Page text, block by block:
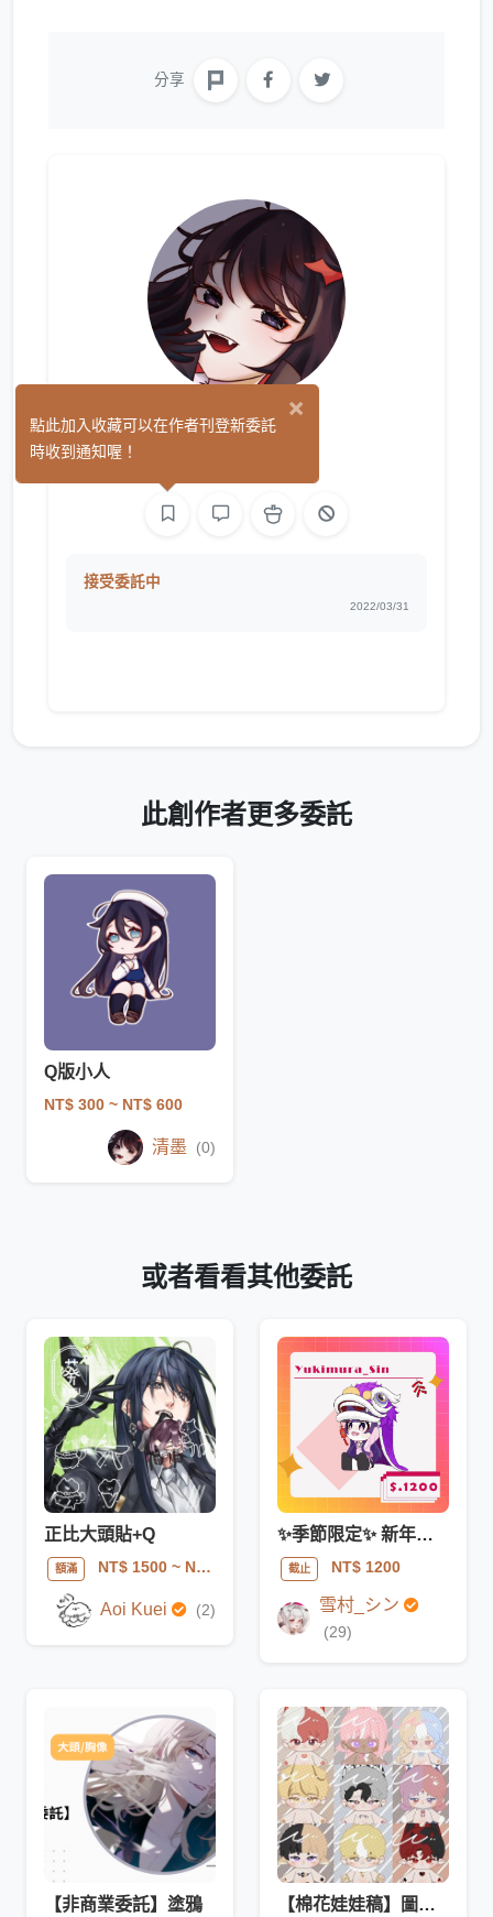
分享
清墨 (0)
接受委託中
2022/03/31
此創作者更多委託
Q版小人
NT$ 300 ~ NT$ 600
清墨 (0)
或者看看其他委託
正比大頭貼+Q
額滿 NT$ 1500~ NT$ 3000
Aoi Kuei (2)
✨季節限定✨ 新年舞獅模板
截止 NT$ 1200
雪村_シン
(29)
【非商業委託】塗鴉 【棉花娃娃稿】圖稿委託（可一條龍服務）
×
點此加入收藏可以在作者刊登新委託
時收到通知喔！